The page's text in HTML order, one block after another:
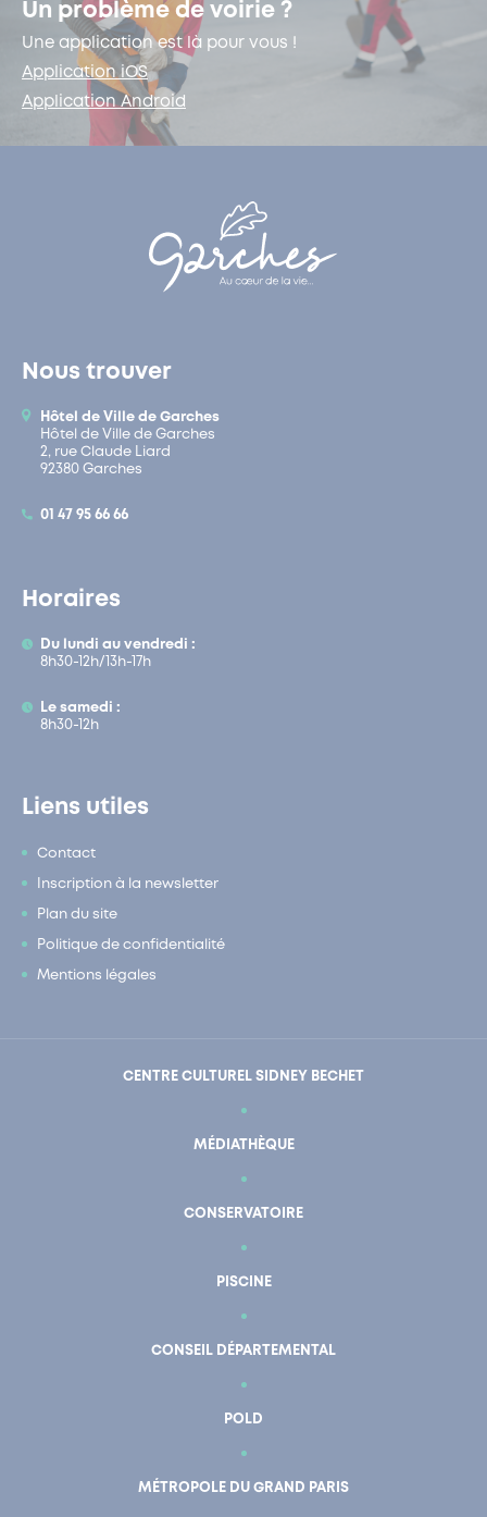
Un problème de voirie ?
Une application est là pour vous !
Application iOS
Application Android
Nous trouver
Hôtel de Ville de Garches
Hôtel de Ville de Garches
2, rue Claude Liard
92380 Garches
01 47 95 66 66
Horaires
Du lundi au vendredi :
8h30-12h/13h-17h
Le samedi :
8h30-12h
Liens utiles
Contact
Inscription à la newsletter
Plan du site
Politique de confidentialité
Mentions légales
CENTRE CULTUREL SIDNEY BECHET
MÉDIATHÈQUE
CONSERVATOIRE
PISCINE
CONSEIL DÉPARTEMENTAL
POLD
MÉTROPOLE DU GRAND PARIS
En un clic Mon compte